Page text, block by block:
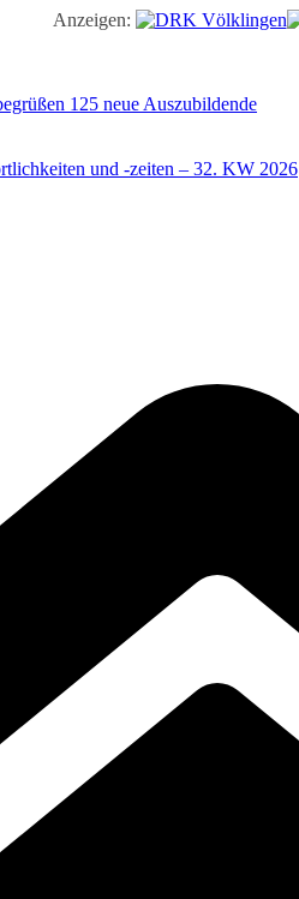
Anzeigen:
125 neue Auszubildende
und -zeiten – 32. KW 2026